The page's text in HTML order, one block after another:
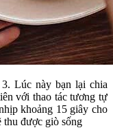
Lúc này bạn lại chia
với thao tác tương tự
khoảng 15 giây cho
thu được giò sống